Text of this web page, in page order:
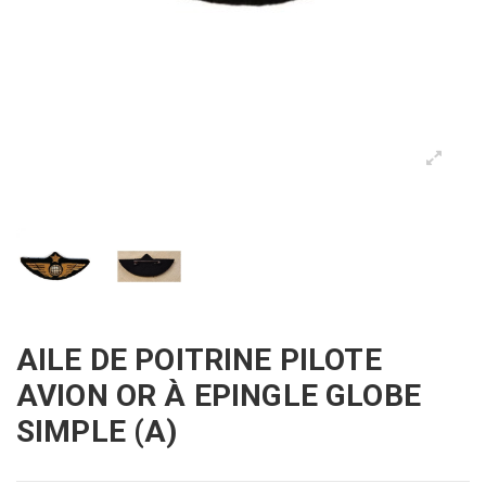
AILE DE POITRINE PILOTE
AVION OR À EPINGLE GLOBE
SIMPLE (A)